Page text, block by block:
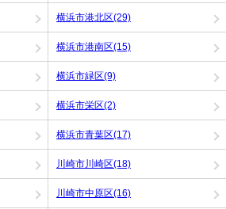
横浜市港北区(29)
横浜市港南区(15)
横浜市緑区(9)
横浜市栄区(2)
横浜市青葉区(17)
川崎市川崎区(18)
川崎市中原区(16)